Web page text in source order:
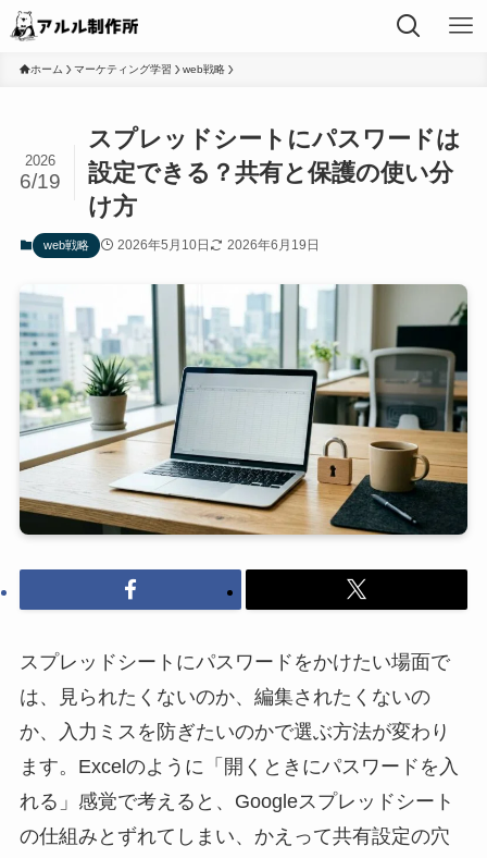
ホーム マーケティング学習 web戦略
スプレッドシートにパスワードは
設定できる？共有と保護の使い分
け方
2026
6/19
web戦略 2026年5月10日 2026年6月19日
スプレッドシートにパスワードをかけたい場面で
は、見られたくないのか、編集されたくないの
か、入力ミスを防ぎたいのかで選ぶ方法が変わり
ます。Excelのように「開くときにパスワードを入
れる」感覚で考えると、Googleスプレッドシート
の仕組みとずれてしまい、かえって共有設定の穴